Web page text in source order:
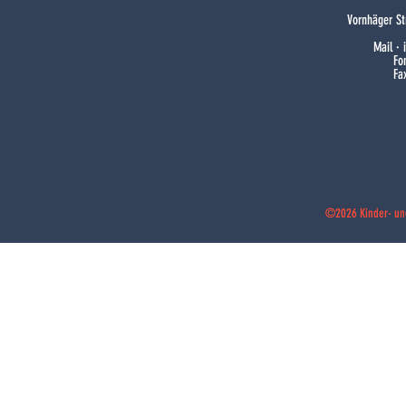
Vornhäger
Mail ·
©2026 Kinder-